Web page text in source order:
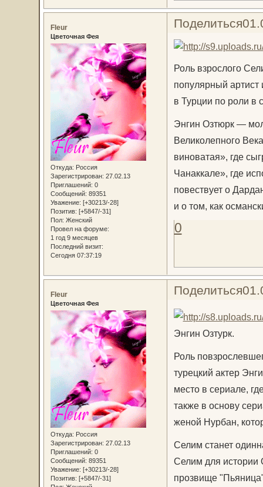
Поделиться
Fleur
Цветочная Фея
Откуда: Россия
Зарегистрирован: 27.02.13
Приглашений: 0
Сообщений: 89351
Уважение: [+30213/-28]
Позитив: [+5847/-31]
Пол: Женский
Провел на форуме:
1 год 9 месяцев
Последний визит:
Сегодня 07:37:19
Роль взрослого
популярный артист
в Турции по роли в
Энгин Озтюрк —
Великолепного
виноватая», где
Чанаккале», где
повествует о
и о том, как
0
Поделиться
Fleur
Цветочная Фея
Откуда: Россия
Зарегистрирован: 27.02.13
Приглашений: 0
Сообщений: 89351
Уважение: [+30213/-28]
Позитив: [+5847/-31]
Энгин Озтурк.
Роль
турецкий актер
место в сериале,
также в основу
женой Нурбан,
Селим станет
Селим для истории
прозвище